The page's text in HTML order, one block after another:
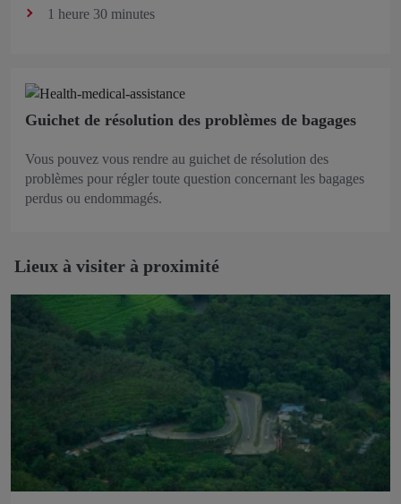
1 heure 30 minutes
Guichet de résolution des problèmes de bagages
Vous pouvez vous rendre au guichet de résolution des
problèmes pour régler toute question concernant les bagages
perdus ou endommagés.
Lieux à visiter à proximité